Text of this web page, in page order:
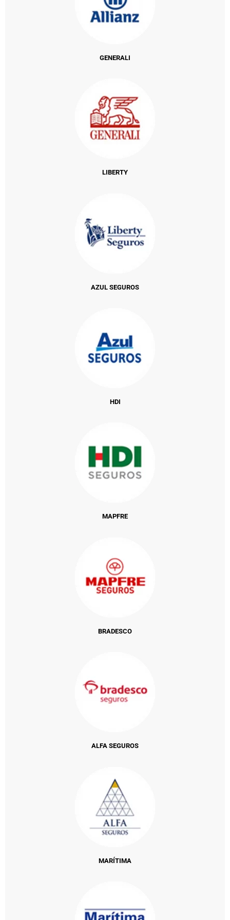
GENERALI
LIBERTY
AZUL SEGUROS
HDI
MAPFRE
BRADESCO
ALFA SEGUROS
MARÍTIMA